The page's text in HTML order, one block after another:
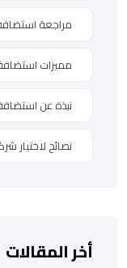
مراجعة
مميزات
نبذة عن
نصائح لاختيار
أخر المقالات